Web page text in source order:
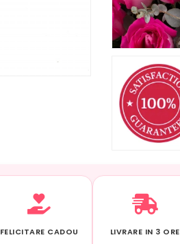
FELICITARE CADOU LIVRARE IN 3 ORE